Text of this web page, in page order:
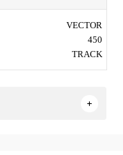
VECTOR
450
TRACK